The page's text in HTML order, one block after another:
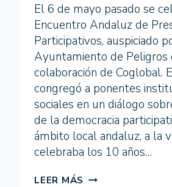
El 6 de mayo pasado se
Encuentro Andaluz de
Participativos, auspiciado
Ayuntamiento de Peligros
colaboración de Coglobal.
congregó a ponentes
sociales en un diálogo
de la democracia
ámbito local andaluz, a la
celebraba los 10 años…
LEER MÁS MUNICIPIOS